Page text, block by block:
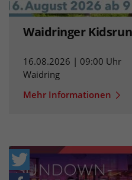
Waidringer Kidsrun
16.08.2026 | 09:00 Uhr
Waidring
Mehr Informationen